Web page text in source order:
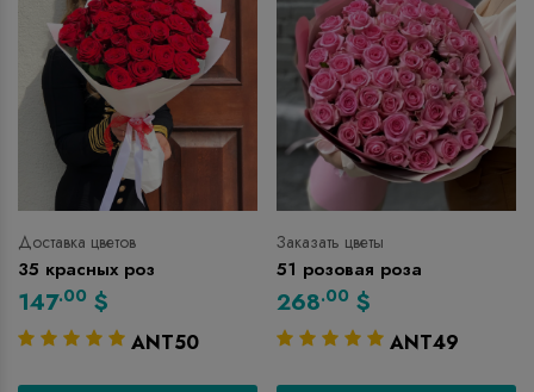
Доставка цветов
35 красных роз
147.00 $
ANT50
Заказать цветы
51 розовая роза
268.00 $
ANT49